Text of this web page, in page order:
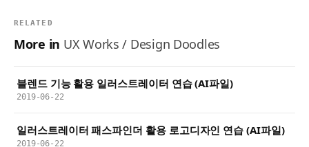
RELATED
More in UX Works / Design Doodles
블렌드 기능 활용 일러스트레이터 연습 (AI파일)
2019-06-22
일러스트레이터 패스파인더 활용 로고디자인 연습 (AI파일)
2019-06-22